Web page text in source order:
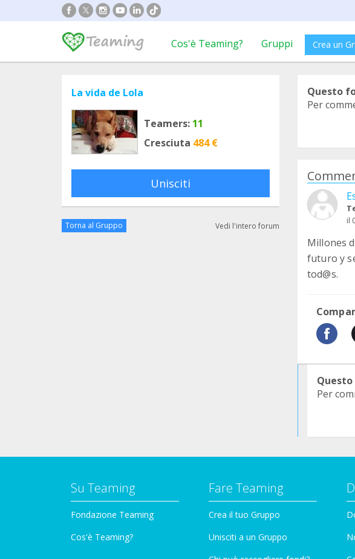
Cos'è Teaming? Gruppi Crea un
La vida de Lola
Teamers: 11
Cresciuta 484 €
Unisciti
Torna al Gruppo Vedi l'intero forum
Questo
Per
il
Millones
futuro y
tod@s.
Per
Su Teaming
Fondazione Teaming
Cos'è Teaming?
Fare Teaming
Crea il tuo Gruppo
Unisciti a un Gruppo